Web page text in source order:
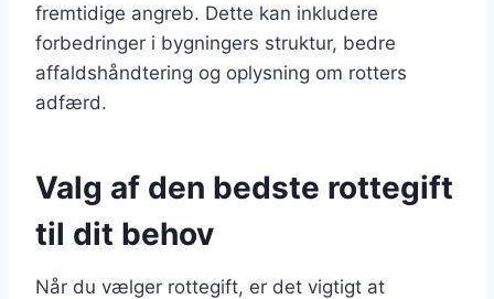
fremtidige angreb. Dette kan inkludere
forbedringer i bygningers struktur, bedre
affaldshåndtering og oplysning om rotters
adfærd.
Valg af den bedste rottegift
til dit behov
Når du vælger rottegift, er det vigtigt at